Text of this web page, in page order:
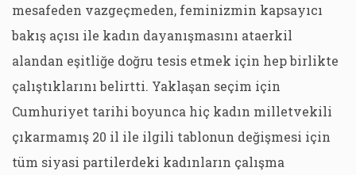
mesafeden vazgeçmeden, feminizmin kapsayıcı
bakış açısı ile kadın dayanışmasını ataerkil
alandan eşitliğe doğru tesis etmek için hep birlikte
çalıştıklarını belirtti. Yaklaşan seçim için
Cumhuriyet tarihi boyunca hiç kadın milletvekili
çıkarmamış 20 il ile ilgili tablonun değişmesi için
tüm siyasi partilerdeki kadınların çalışma